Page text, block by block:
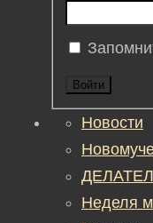
Войти
Новости
Неделя